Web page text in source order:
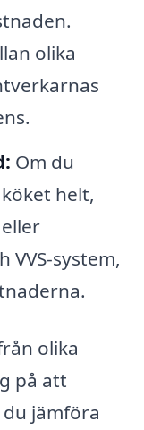
olika
Om du
helt,
VVS-system,
olika
på att
jämföra